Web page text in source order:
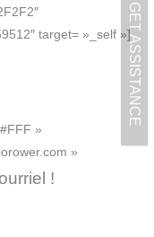
target= »_self »]
»
»
!
GET ASSISTANCE